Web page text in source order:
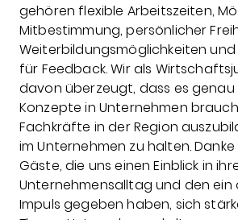
gehören flexible Arbeitszeiten,
Mitbestimmung, persönlicher
Weiterbildungsmöglichkeiten
für Feedback. Wir als
davon überzeugt, dass es genau
Konzepte in Unternehmen
Fachkräfte in der Region
im Unternehmen zu halten.
Gäste, die uns einen Einblick in
Unternehmensalltag und den
Impuls gegeben haben, sich